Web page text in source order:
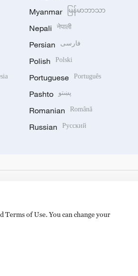
Myanmar မြန်မာဘာသာ
Nepali नेपाली
Persian فارسی
Polish Polski
Portuguese Português
Pashto پښتو
Romanian Română
Russian Русский
of Use. You can change your